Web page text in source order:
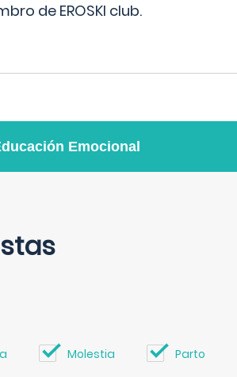
de EROSKI club.
Emocional
Molestia Parto